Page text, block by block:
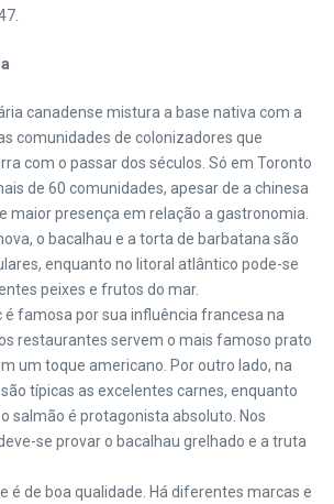
canadense mistura a base nativa com a
comunidades de colonizadores que
com o passar dos séculos. Só em Toronto
de 60 comunidades, apesar de a chinesa
maior presença em relação a gastronomia.
o bacalhau e a torta de barbatana são
enquanto no litoral atlântico pode-se
peixes e frutos do mar.
é famosa por sua influência francesa na
restaurantes servem o mais famoso prato
um toque americano. Por outro lado, na
típicas as excelentes carnes, enquanto
salmão é protagonista absoluto. Nos
se provar o bacalhau grelhado e a truta
é de boa qualidade. Há diferentes marcas e